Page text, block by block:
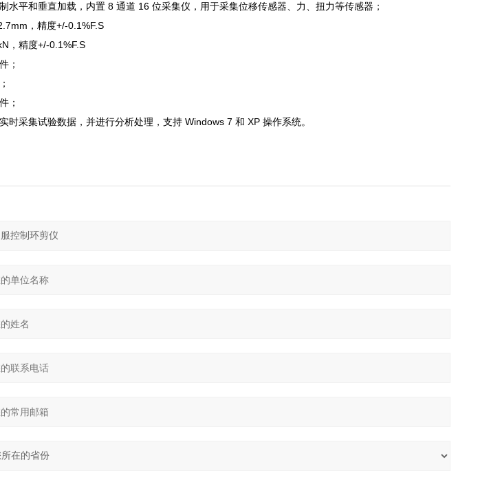
水平和垂直加载，内置 8 通道 16 位采集仪，用于采集位移传感器、力、扭力等传感器；
，精度+/-0.1%F.S
，精度+/-0.1%F.S
；
；
时采集试验数据，并进行分析处理，支持 Windows 7 和 XP 操作系统。